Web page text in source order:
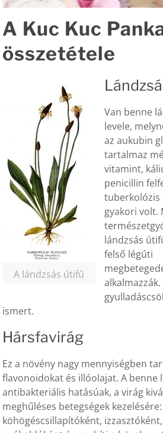
A Kuc Kuc
összetétele
A lándzsás útifű
Van benne
levele,
az aukubin
tartalmaz
vitamint,
penicillin
tuberkolózis
gyakori volt.
lándzsás
felső légúti
ismert.
Hársfavirág
Ez a növény nagy mennyiségben
flavonoidokat és illóolajat. A benne
antibakteriális hatásúak, a virág
meghűléses betegségek kezelésére:
köhögéscsillapítóként,